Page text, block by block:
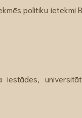
politiku ietekmi